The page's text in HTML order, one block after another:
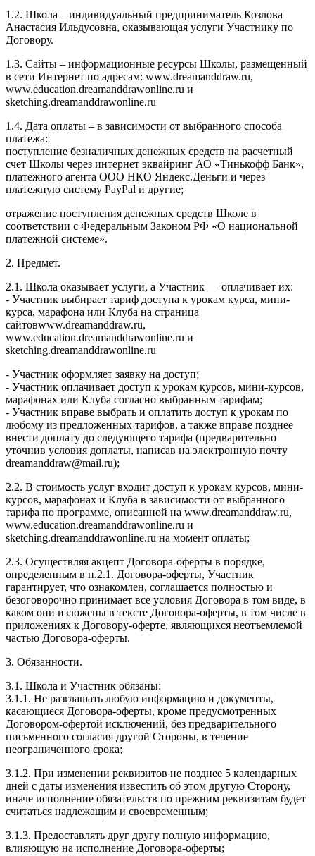
1.2. Школа – индивидуальный предприниматель Козлова
Анастасия Ильдусовна, оказывающая услуги Участнику по
Договору.
1.3. Сайты – информационные ресурсы Школы, размещенный
в сети Интернет по адресам: www.dreamanddraw.ru,
www.education.dreamanddrawonline.ru и
sketching.dreamanddrawonline.ru
1.4. Дата оплаты – в зависимости от выбранного способа
платежа:
поступление безналичных денежных средств на расчетный
счет Школы через интернет эквайринг АО «Тинькофф Банк»,
платежного агента ООО НКО Яндекс.Деньги и через
платежную систему PayPal и другие;
отражение поступления денежных средств Школе в
соответствии с Федеральным Законом РФ «О национальной
платежной системе».
2. Предмет.
2.1. Школа оказывает услуги, а Участник — оплачивает их:
- Участник выбирает тариф доступа к урокам курса, мини-
курса, марафона или Клуба на страница
сайтовwww.dreamanddraw.ru,
www.education.dreamanddrawonline.ru и
sketching.dreamanddrawonline.ru
- Участник оформляет заявку на доступ;
- Участник оплачивает доступ к урокам курсов, мини-курсов,
марафонах или Клуба согласно выбранным тарифам;
- Участник вправе выбрать и оплатить доступ к урокам по
любому из предложенных тарифов, а также вправе позднее
внести доплату до следующего тарифа (предварительно
уточнив условия доплаты, написав на электронную почту
dreamanddraw@mail.ru);
2.2. В стоимость услуг входит доступ к урокам курсов, мини-
курсов, марафонах и Клуба в зависимости от выбранного
тарифа по программе, описанной на www.dreamanddraw.ru,
www.education.dreamanddrawonline.ru и
sketching.dreamanddrawonline.ru на момент оплаты;
2.3. Осуществляя акцепт Договора-оферты в порядке,
определенным в п.2.1. Договора-оферты, Участник
гарантирует, что ознакомлен, соглашается полностью и
безоговорочно принимает все условия Договора в том виде, в
каком они изложены в тексте Договора-оферты, в том числе в
приложениях к Договору-оферте, являющихся неотъемлемой
частью Договора-оферты.
3. Обязанности.
3.1. Школа и Участник обязаны:
3.1.1. Не разглашать любую информацию и документы,
касающиеся Договора-оферты, кроме предусмотренных
Договором-офертой исключений, без предварительного
письменного согласия другой Стороны, в течение
неограниченного срока;
3.1.2. При изменении реквизитов не позднее 5 календарных
дней с даты изменения известить об этом другую Сторону,
иначе исполнение обязательств по прежним реквизитам будет
считаться надлежащим и своевременным;
3.1.3. Предоставлять друг другу полную информацию,
влияющую на исполнение Договора-оферты;